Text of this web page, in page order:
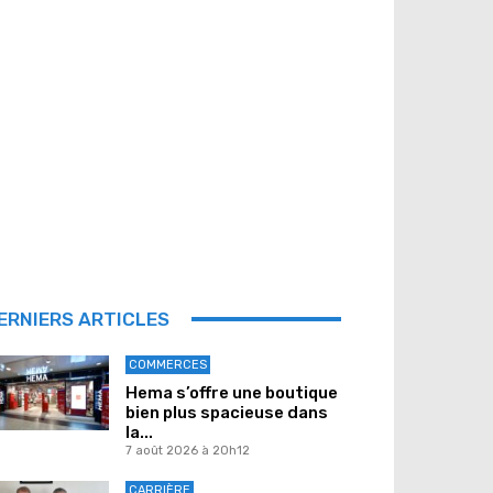
ARTICLES
COMMERCES
Hema s’offre une boutique
bien plus spacieuse dans
la...
7 août 2026 à 20h12
CARRIÈRE